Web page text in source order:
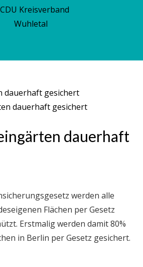
dauerhaft gesichert
dauerhaft
werden alle
Flächen per Gesetz
Erstmalig werden damit 80%
in Berlin per Gesetz gesichert.